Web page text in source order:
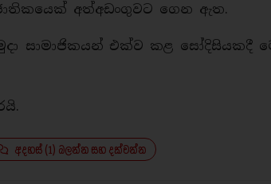
අත්අඩංගුවට ගෙන ඇත.
සාමාජිකයන් එක්ව කළ සෝදිසියකදී
අදහස් (1) බලන්න සහ දක්වන්න